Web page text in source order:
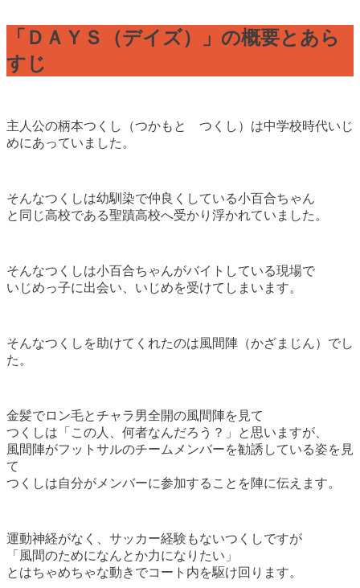
「ＤＡＹＳ（デイズ）」の概要とあら
すじ
主人公の柄本つくし（つかもと つくし）は中学校時代いじ
めにあっていました。
そんなつくしは幼馴染で仲良くしている小百合ちゃん
と同じ高校である聖蹟高校へ受かり浮かれていました。
そんなつくしは小百合ちゃんがバイトしている現場で
いじめっ子に出会い、いじめを受けてしまいます。
そんなつくしを助けてくれたのは風間陣（かざまじん）でし
た。
金髪でロン毛とチャラ男全開の風間陣を見て
つくしは「この人、何者なんだろう？」と思いますが、
風間陣がフットサルのチームメンバーを勧誘している姿を見
て
つくしは自分がメンバーに参加することを陣に伝えます。
運動神経がなく、サッカー経験もないつくしですが
「風間のためになんとか力になりたい」
とはちゃめちゃな動きでコート内を駆け回ります。